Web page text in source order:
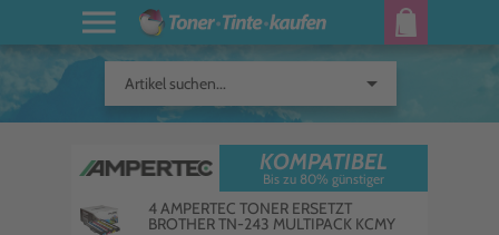
Artikel suchen... arrow_drop_down
KOMPATIBEL
Bis zu 80% günstiger
4 AMPERTEC TONER ERSETZT
BROTHER TN-243 MULTIPACK KCMY